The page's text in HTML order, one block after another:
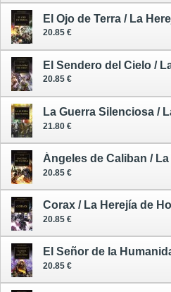
El Ojo de Terra / La
20.85 €
El Sendero del Cielo /
20.85 €
La Guerra Silenciosa /
21.80 €
Ángeles de Caliban /
20.85 €
Corax / La Herejía de
20.85 €
20.85 €